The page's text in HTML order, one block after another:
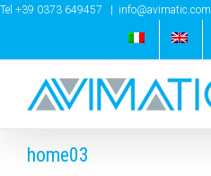
Tel +39 0373 649457 info@avimatic.com
home03